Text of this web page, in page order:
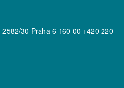
2582/30 Praha 6 160 00 +420 220